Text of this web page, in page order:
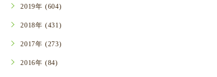
2019年 (604)
2018年 (431)
2017年 (273)
2016年 (84)